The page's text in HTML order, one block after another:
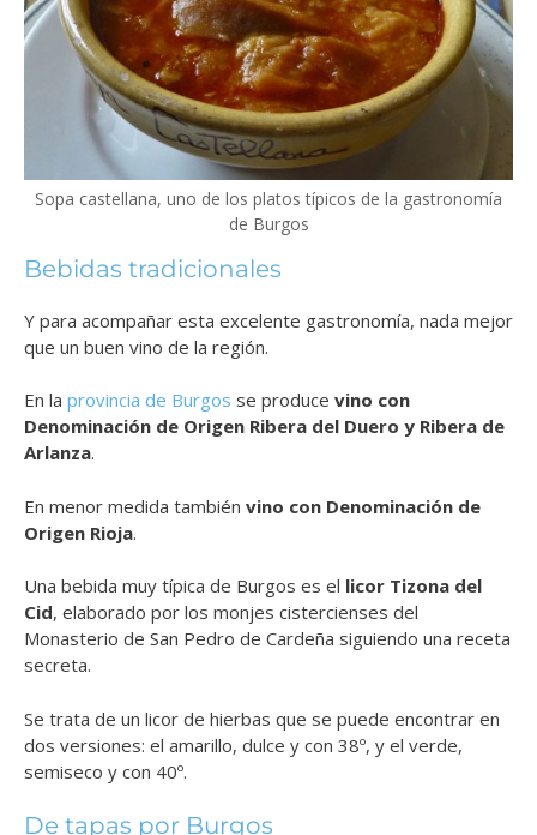
Sopa castellana, uno de los platos típicos de la gastronomía
de Burgos
Bebidas tradicionales
Y para acompañar esta excelente gastronomía, nada mejor
que un buen vino de la región.
En la provincia de Burgos se produce vino con
Denominación de Origen Ribera del Duero y Ribera de
Arlanza.
En menor medida también vino con Denominación de
Origen Rioja.
Una bebida muy típica de Burgos es el licor Tizona del
Cid, elaborado por los monjes cistercienses del
Monasterio de San Pedro de Cardeña siguiendo una receta
secreta.
Se trata de un licor de hierbas que se puede encontrar en
dos versiones: el amarillo, dulce y con 38º, y el verde,
semiseco y con 40º.
De tapas por Burgos